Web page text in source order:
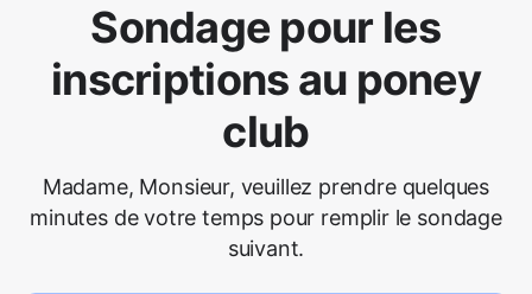
Sondage pour les
inscriptions au poney
club
Madame, Monsieur, veuillez prendre quelques
minutes de votre temps pour remplir le sondage
suivant.